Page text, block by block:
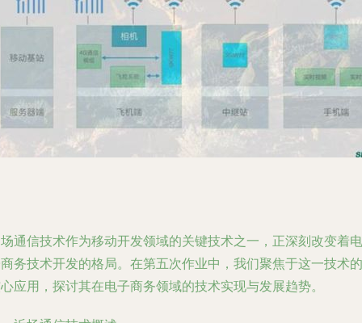
通信技术作为移动开发领域的关键技术之一，正深刻改变着电
务技术开发的格局。在第五次作业中，我们聚焦于这一技术的
应用，探讨其在电子商务领域的技术实现与发展趋势。